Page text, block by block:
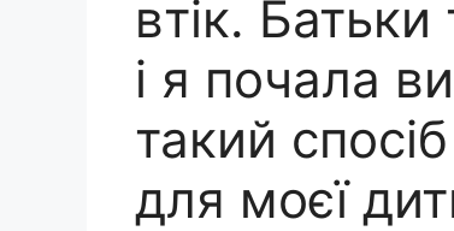
втік.
і я почала
такий
для моєї